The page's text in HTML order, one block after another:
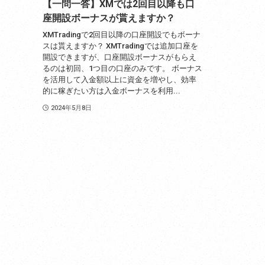
【一問一答】XMでは2回目以降も口
座開設ボーナスが貰えますか？
XMTradingで2回目以降の口座開設でもボーナ
スは貰えますか？ XMTradingでは追加口座を
開設できますが、口座開設ボーナスがもらえ
るのは初回、1つ目の口座のみです。 ボーナス
を活用して入金額以上に資金を増やし、効率
的に稼ぎたい方は入金ボーナスを利用...
2024年5月8日